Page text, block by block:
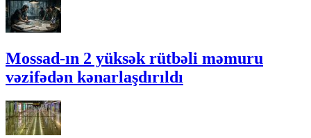
Mossad-ın 2 yüksək rütbəli məmuru
vəzifədən kənarlaşdırıldı